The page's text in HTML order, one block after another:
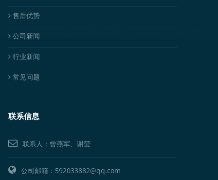
售后优势
公司新闻
行业新闻
常见问题
联系信息
联系人：曾燕军、谢莹
公司邮箱：592033882@qq.com